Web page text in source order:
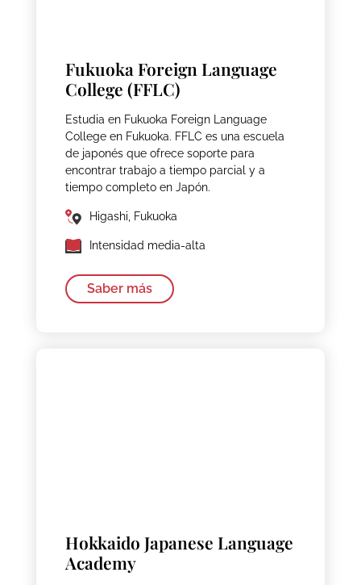
Fukuoka Foreign Language
College (FFLC)
Estudia en Fukuoka Foreign Language
College en Fukuoka. FFLC es una escuela
de japonés que ofrece soporte para
encontrar trabajo a tiempo parcial y a
tiempo completo en Japón.
Higashi, Fukuoka
Intensidad media-alta
Saber más
Hokkaido Japanese Language
Academy